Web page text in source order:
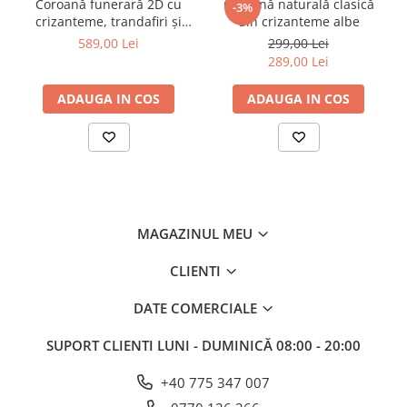
Coroană funerară 2D cu
crizanteme, trandafiri și
crin imperial
589,00 Lei
ADAUGA IN COS
-3%
Coroană naturală clasică
din crizanteme albe
299,00 Lei
289,00 Lei
ADAUGA IN COS
MAGAZINUL MEU
CLIENTI
DATE COMERCIALE
SUPORT CLIENTI LUNI - DUMINICĂ 08:00 - 20:00
+40 775 347 007